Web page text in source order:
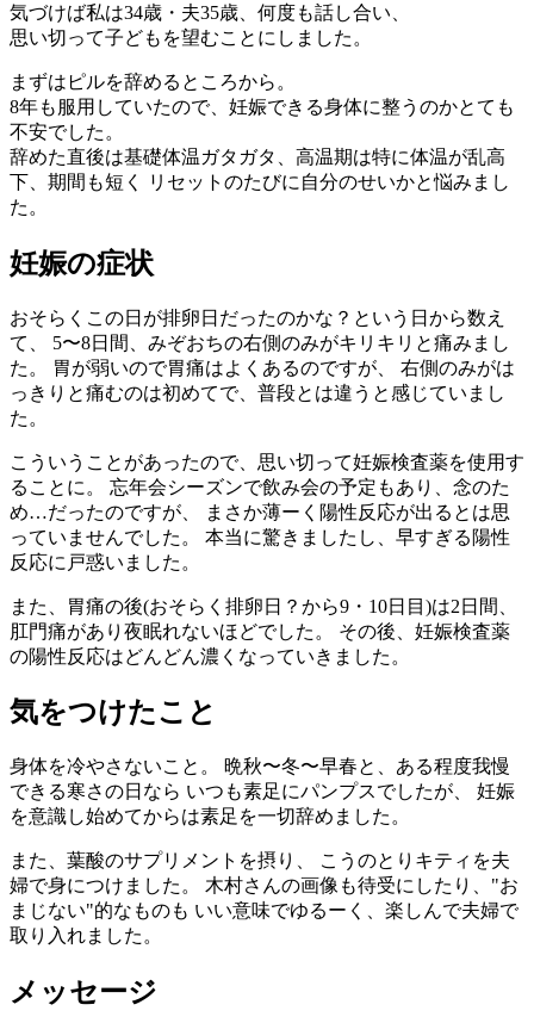
気づけば私は34歳・夫35歳、何度も話し合い、
思い切って子どもを望むことにしました。
まずはピルを辞めるところから。
8年も服用していたので、妊娠できる身体に整うのかとても
不安でした。
辞めた直後は基礎体温ガタガタ、高温期は特に体温が乱高
下、期間も短く リセットのたびに自分のせいかと悩みまし
た。
妊娠の症状
おそらくこの日が排卵日だったのかな？という日から数え
て、 5〜8日間、みぞおちの右側のみがキリキリと痛みまし
た。 胃が弱いので胃痛はよくあるのですが、 右側のみがは
っきりと痛むのは初めてで、普段とは違うと感じていまし
た。
こういうことがあったので、思い切って妊娠検査薬を使用す
ることに。 忘年会シーズンで飲み会の予定もあり、念のた
め…だったのですが、 まさか薄ーく陽性反応が出るとは思
っていませんでした。 本当に驚きましたし、早すぎる陽性
反応に戸惑いました。
また、胃痛の後(おそらく排卵日？から9・10日目)は2日間、
肛門痛があり夜眠れないほどでした。 その後、妊娠検査薬
の陽性反応はどんどん濃くなっていきました。
気をつけたこと
身体を冷やさないこと。 晩秋〜冬〜早春と、ある程度我慢
できる寒さの日なら いつも素足にパンプスでしたが、 妊娠
を意識し始めてからは素足を一切辞めました。
また、葉酸のサプリメントを摂り、 こうのとりキティを夫
婦で身につけました。 木村さんの画像も待受にしたり、"お
まじない"的なものも いい意味でゆるーく、楽しんで夫婦で
取り入れました。
メッセージ